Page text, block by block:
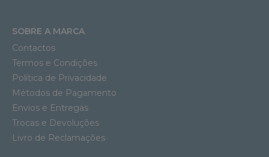
SOBRE A MARCA
Contactos
Termos e Condições
Política de Privacidade
Métodos de Pagamento
Envios e Entregas
Trocas e Devoluções
Livro de Reclamações